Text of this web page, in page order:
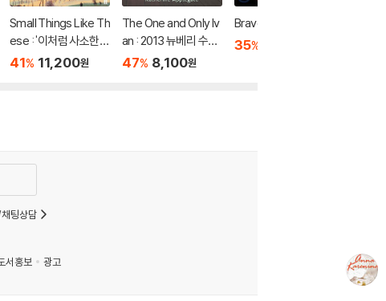
Small Things Like Th
ese : '이처럼 사소한
것들' 원서
41% 11,200원
The One and Only Iv
an : 2013 뉴베리 수상
작
47% 8,100원
Brave New World
35%
팅상담
서홍보 광고